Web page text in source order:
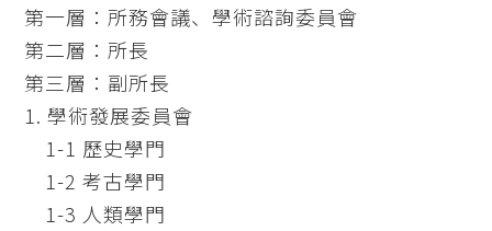
第一層： 所務會議、學術諮詢委員會
第二層： 所長
第三層： 副所長
1. 學術發展委員會
1-1 歷史學門
1-2 考古學門
1-3 人類學門